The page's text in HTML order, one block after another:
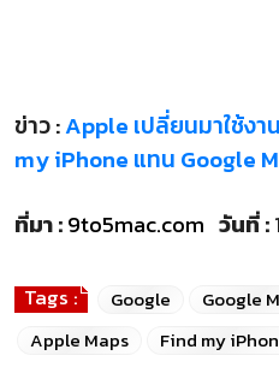
ข่าว :Apple เปลี่ยนมาใช้งา
my iPhone แทน Google
ที่มา :9to5mac.com วันที่ :
Tags : Google Google
Apple Maps
Find my